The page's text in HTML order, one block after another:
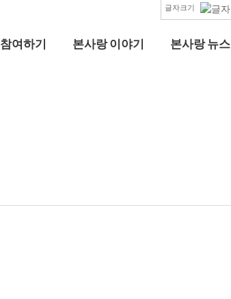
글자크기
참여하기 본사랑 이야기 본사랑 뉴스